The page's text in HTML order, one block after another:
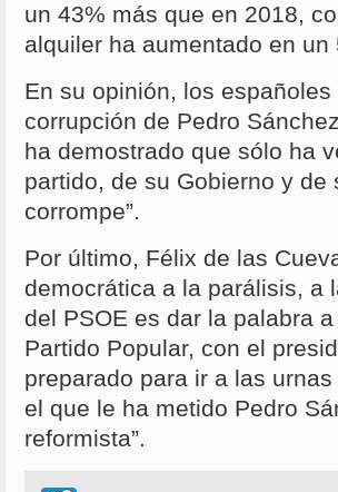
un 43% más que en 2018,
alquiler ha aumentado en un
En su opinión, los
corrupción de Pedro
ha demostrado que sólo ha
partido, de su Gobierno y
corrompe”.
Por último, Félix de las
democrática a la parálisis, a
del PSOE es dar la palabra
Partido Popular, con el
preparado para ir a las
el que le ha metido Pedro
reformista”.